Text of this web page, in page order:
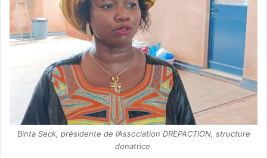
Binta Seck, présidente de l’Association DREPACTION, structure
donatrice.